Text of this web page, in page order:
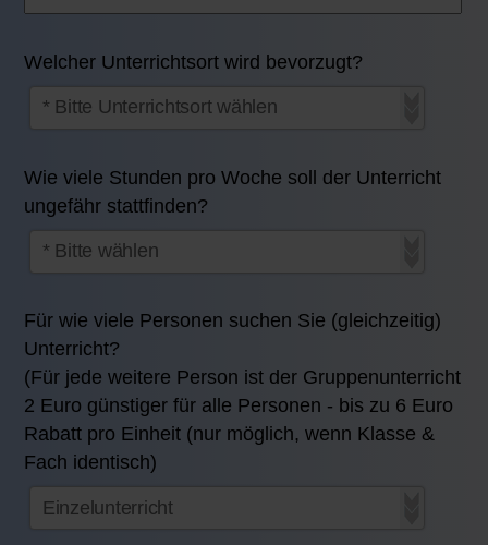
Welcher Unterrichtsort wird bevorzugt?
Wie viele Stunden pro Woche soll der Unterricht
ungefähr stattfinden?
Für wie viele Personen suchen Sie (gleichzeitig)
Unterricht?
(Für jede weitere Person ist der Gruppenunterricht
2 Euro günstiger für alle Personen - bis zu 6 Euro
Rabatt pro Einheit (nur möglich, wenn Klasse &
Fach identisch)